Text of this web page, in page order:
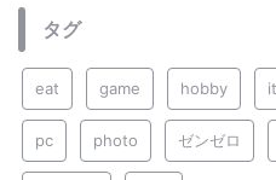
タグ
eat game hobby
pc photo ゼンゼロ